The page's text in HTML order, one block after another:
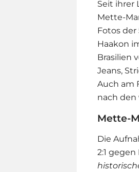
Seit ihrer
Mette-
Fotos
Haakon
Brasilien
Jeans,
Auch am
nach
Mette-
Die
2:1